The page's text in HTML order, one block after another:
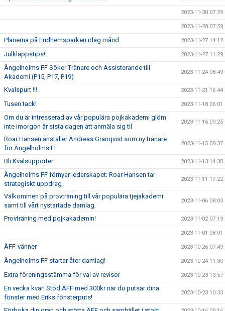
2023-11-30 07:29
2023-11-28 07:59
Planerna på Fridhemsparken idag månd 2023-11-27 14:12
Julklappstips! 2023-11-27 11:29
Ängelholms FF Söker Tränare och Assisterande till
Akademi (P15, P17, P19)
2023-11-24 08:49
Kvalspurt !!! 2023-11-21 16:44
Tusen tack! 2023-11-18 06:01
Om du är intresserad av vår populära pojkakademi glöm
inte imorgon är sista dagen att anmäla sig til
2023-11-16 09:25
Roar Hansen anställer Andreas Granqvist som ny tränare
för Ängelholms FF
2023-11-15 09:37
Bli Kvalsupporter 2023-11-13 14:30
Ängelholms FF förnyar ledarskapet: Roar Hansen tar
strategiskt uppdrag
2023-11-11 17:22
Välkommen på provträning till vår populära tjejakademi
samt till vårt nystartade damlag.
2023-11-06 08:03
Provträning med pojkakademin! 2023-11-02 07:19
2023-11-01 08:01
ÄFF-vänner 2023-10-26 07:49
Ängelholms FF startar åter damlag! 2023-10-24 11:30
Extra föreningsstämma för val av revisor 2023-10-23 13:57
En vecka kvar! Stöd ÄFF med 300kr när du putsar dina
fönster med Eriks fönsterputs!
2023-10-23 10:33